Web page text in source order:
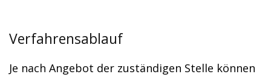
Verfahrensablauf
Je nach Angebot der zuständigen Stelle können